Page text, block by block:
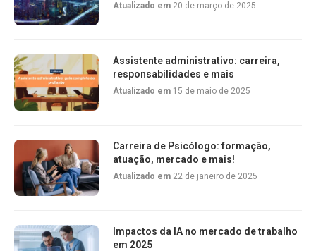
Atualizado em 20 de março de 2025
Assistente administrativo: carreira,
responsabilidades e mais
Atualizado em 15 de maio de 2025
Carreira de Psicólogo: formação,
atuação, mercado e mais!
Atualizado em 22 de janeiro de 2025
Impactos da IA no mercado de trabalho
em 2025